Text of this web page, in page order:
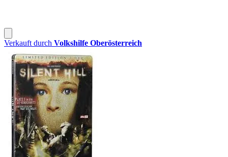
Verkauft durch Volkshilfe Oberösterreich